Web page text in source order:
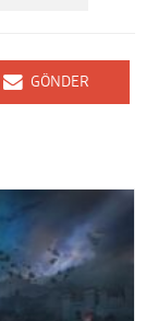
GÖNDER